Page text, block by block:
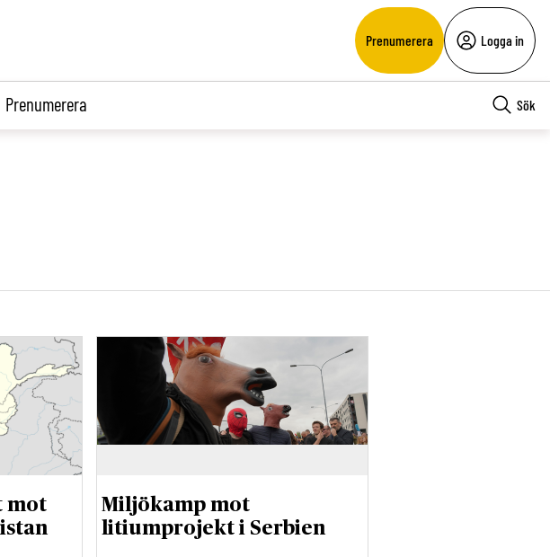
Prenumerera Logga in
Prenumerera Sök
mot
Miljökamp mot
litiumprojekt i Serbien